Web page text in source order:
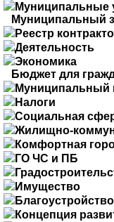
Муниципальные
Муниципальный
Реестр
Деятельность
Экономика
Бюджет для
Муниципальный
Налоги
Социальная
Жилищно-
Комфортная
ГО ЧС и ПБ
Имущество
Благоустройство
Концепция